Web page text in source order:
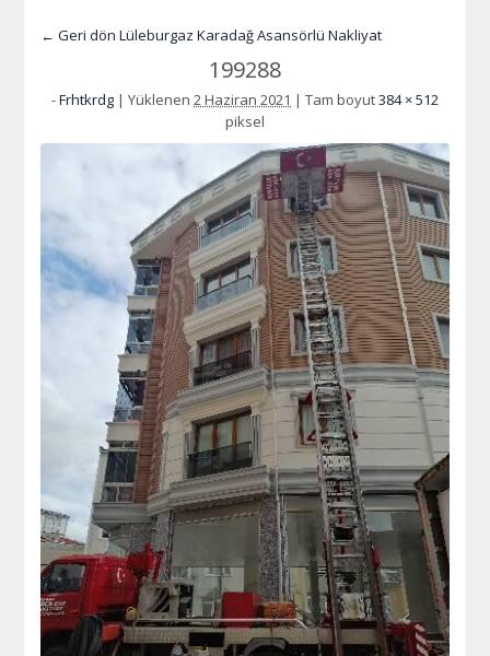
← Geri dön Lüleburgaz Karadağ Asansörlü Nakliyat
199288
-Frhtkrdg | Yüklenen 2 Haziran 2021 | Tam boyut384 × 512
piksel